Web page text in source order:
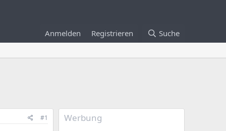
Anmelden Registrieren Suche
#1 Werbung